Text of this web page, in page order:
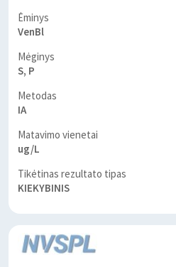
Ėminys
VenBl
Mėginys
S, P
Metodas
IA
Matavimo vienetai
ug/L
Tikėtinas rezultato tipas
KIEKYBINIS